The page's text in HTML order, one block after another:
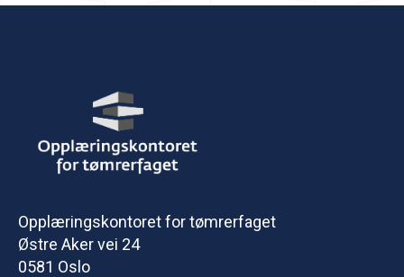
Opplæringskontoret for tømrerfaget
Østre Aker vei 24
0581 Oslo